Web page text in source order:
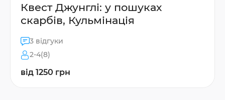
Квест Джунглі: у пошуках
скарбів, Кульмінація
3 відгуки
2-4(8)
від 1250 грн